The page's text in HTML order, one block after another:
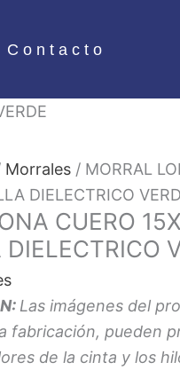
Contacto
Morrales / MORRAL
DIELECTRICO
CUERO
Las imágenes del
fabricación, pueden
de la cinta y los